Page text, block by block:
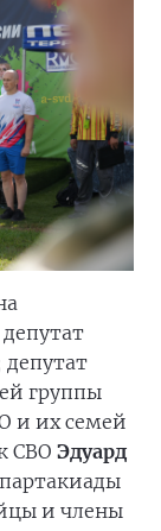
депутат
группы
и их семей
СВО Эдуард
и члены